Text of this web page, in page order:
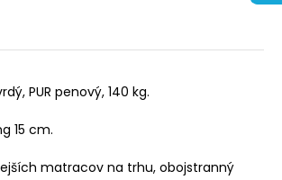
PUR penový, 140 kg.
15 cm.
matracov na trhu, obojstranný